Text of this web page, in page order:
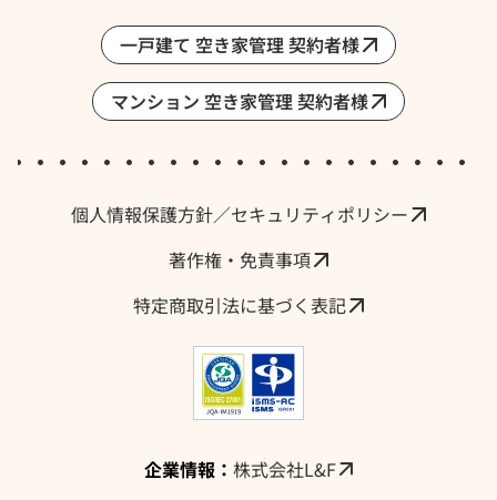
採用情報・求人
一戸建て 空き家管理 契約者様
マンション 空き家管理 契約者様
個人情報保護方針／セキュリティポリシー
著作権・免責事項
特定商取引法に基づく表記
企業情報： 株式会社L&F